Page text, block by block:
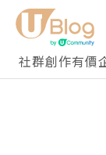
社群創作有價